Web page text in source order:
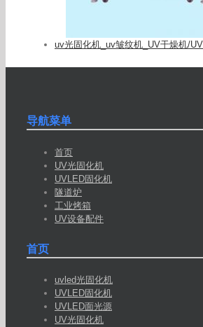
uv光固化机_uv皱纹机_UV干燥机/
导航菜单
首页
UV光固化机
UVLED固化机
隧道炉
工业烤箱
UV设备配件
首页
uvled光固化机
UVLED固化机
UVLED面光源
UV光固化机